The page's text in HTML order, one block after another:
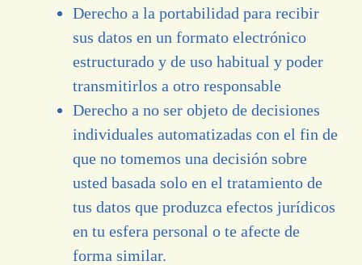
Derecho a la portabilidad para recibir
sus datos en un formato electrónico
estructurado y de uso habitual y poder
transmitirlos a otro responsable
Derecho a no ser objeto de decisiones
individuales automatizadas con el fin de
que no tomemos una decisión sobre
usted basada solo en el tratamiento de
tus datos que produzca efectos jurídicos
en tu esfera personal o te afecte de
forma similar.